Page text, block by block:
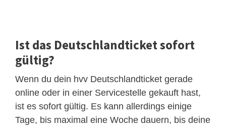
Ist das Deutschlandticket sofort
gültig?
Wenn du dein hvv Deutschlandticket gerade
online oder in einer Servicestelle gekauft hast,
ist es sofort gültig. Es kann allerdings einige
Tage, bis maximal eine Woche dauern, bis deine